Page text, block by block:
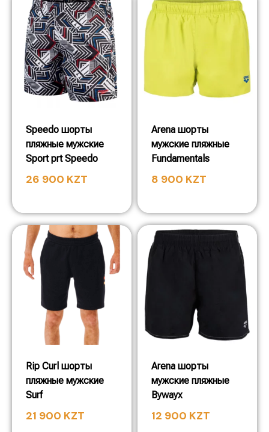
Speedo шорты
пляжные мужские
Sport prt Speedo
26 900 KZT
Arena шорты
мужские пляжные
Fundamentals
8 900 KZT
Rip Curl шорты
пляжные мужские
Surf
21 900 KZT
Arena шорты
мужские пляжные
Bywayx
12 900 KZT